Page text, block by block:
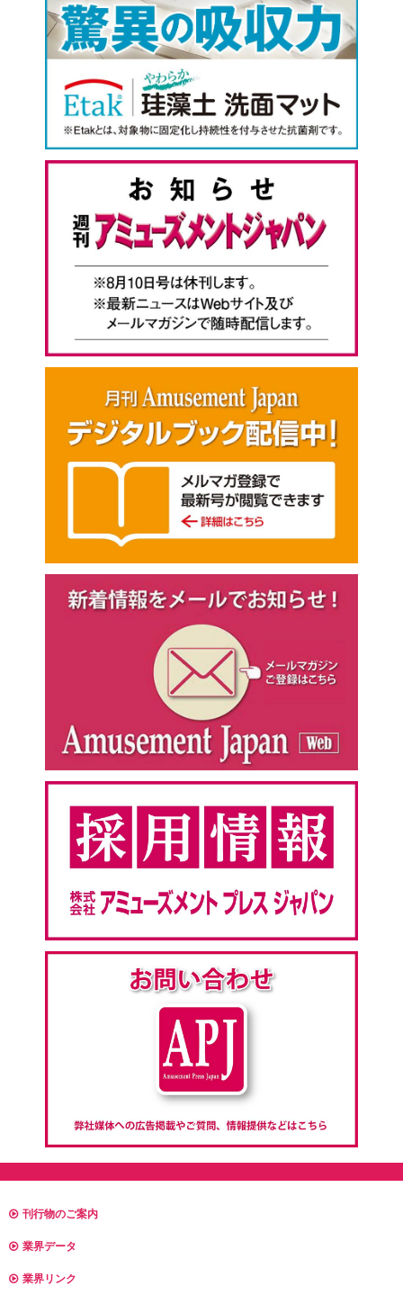
刊行物のご案内
業界データ
業界リンク